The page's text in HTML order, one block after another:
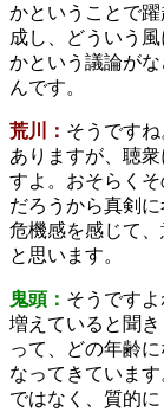
かということで
成し、どういう
かという議論が
んです。
荒川： そうです
ありますが、聴
すよ。おそらく
だろうから真剣
危機感を感じて
と思います。
鬼頭： そうです
増えていると聞
って、どの年齢
なってきていま
ではなく、質的